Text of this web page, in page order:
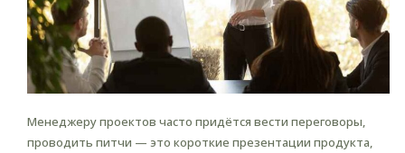
Менеджеру проектов часто придётся вести переговоры,
проводить питчи — это короткие презентации продукта,